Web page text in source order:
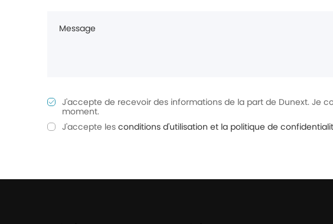
Message
J'accepte de recevoir des informations de la part de Dunext. Je
moment.
J'accepte les conditions d'utilisation et la politique de